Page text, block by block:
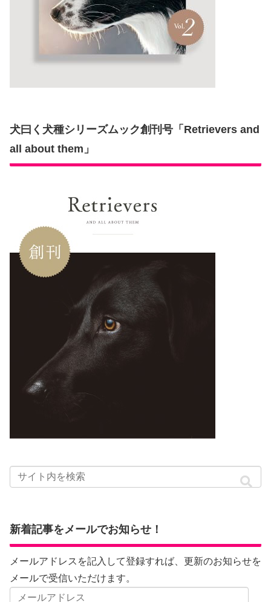
犬曰く犬種シリーズムック創刊号「Retrievers and
all about them」
新着記事をメールでお知らせ！
メールアドレスを記入して登録すれば、更新のお知らせを
メールで受信いただけます。